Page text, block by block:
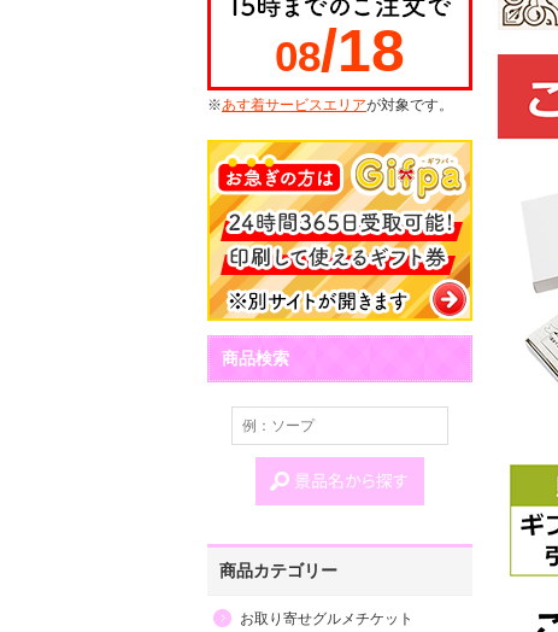
08/18
※あす着サービスエリアが対象です。
商品検索
商品カテゴリー
お取り寄せグルメチケット